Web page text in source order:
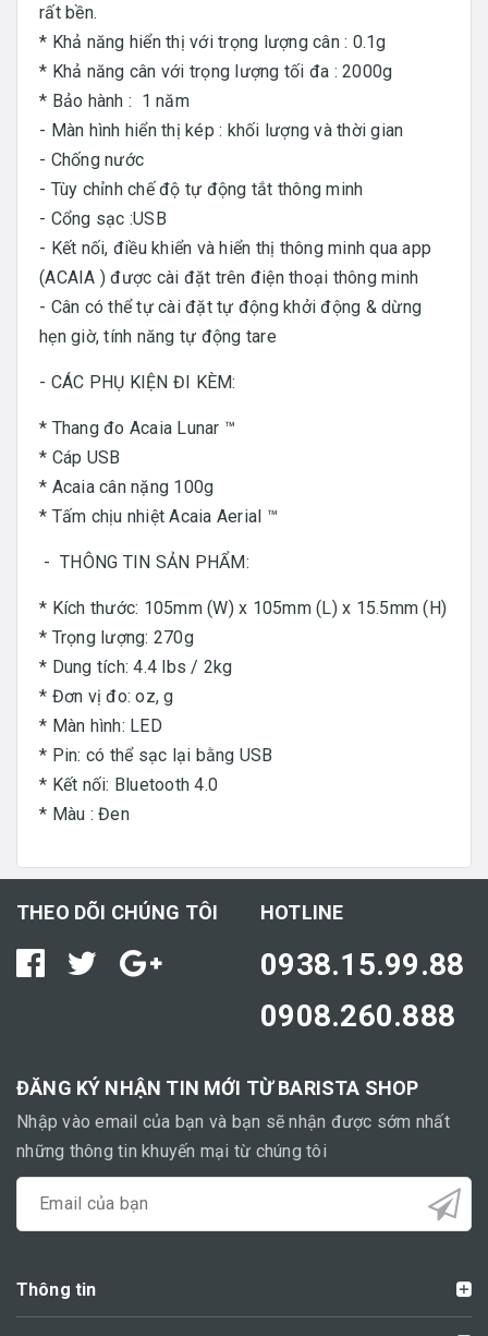
rất bền.
* Khả năng hiển thị với trọng lượng cân : 0.1g
* Khả năng cân với trọng lượng tối đa : 2000g
* Bảo hành : 1 năm
- Màn hình hiển thị kép : khối lượng và thời gian
- Chống nước
- Tùy chỉnh chế độ tự động tắt thông minh
- Cổng sạc :USB
- Kết nối, điều khiển và hiển thị thông minh qua app
(ACAIA ) được cài đặt trên điện thoại thông minh
- Cân có thể tự cài đặt tự động khởi động & dừng
hẹn giờ, tính năng tự động tare
- CÁC PHỤ KIỆN ĐI KÈM:
* Thang đo Acaia Lunar ™
* Cáp USB
* Acaia cân nặng 100g
* Tấm chịu nhiệt Acaia Aerial ™
- THÔNG TIN SẢN PHẨM:
* Kích thước: 105mm (W) x 105mm (L) x 15.5mm (H)
* Trọng lượng: 270g
* Dung tích: 4.4 lbs / 2kg
* Đơn vị đo: oz, g
* Màn hình: LED
* Pin: có thể sạc lại bằng USB
* Kết nối: Bluetooth 4.0
* Màu : Đen
THEO DÕI CHÚNG TÔI HOTLINE
0938.15.99.88
0908.260.888
ĐĂNG KÝ NHẬN TIN MỚI TỪ BARISTA SHOP
Nhập vào email của bạn và bạn sẽ nhận được sớm nhất
những thông tin khuyến mại từ chúng tôi
Thông tin